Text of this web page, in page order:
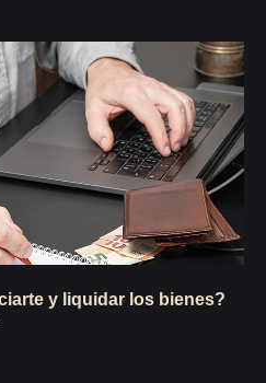
y liquidar los bienes?